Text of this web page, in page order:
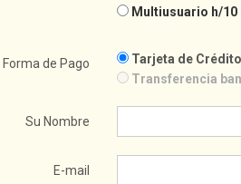
Multiusuario h/
Forma de Pago
Tarjeta de Crédito
Transferencia
Su Nombre
E-mail